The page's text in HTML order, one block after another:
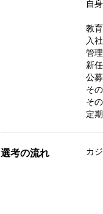
自
教
入
管
新
公
そ
そ
定
選考の流れ カ